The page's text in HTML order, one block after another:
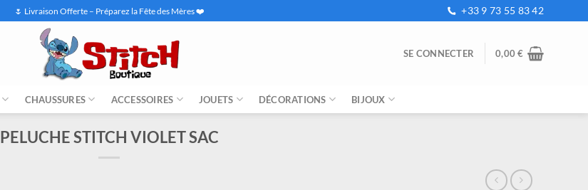
🌷 Livraison Offerte – Préparez la Fête des Mères ❤️ +33 9 73 55 83 42
SE CONNECTER 0,00€
CHAUSSURES ACCESSOIRES JOUETS DÉCORATIONS BIJOUX
PELUCHE STITCH VIOLET SAC